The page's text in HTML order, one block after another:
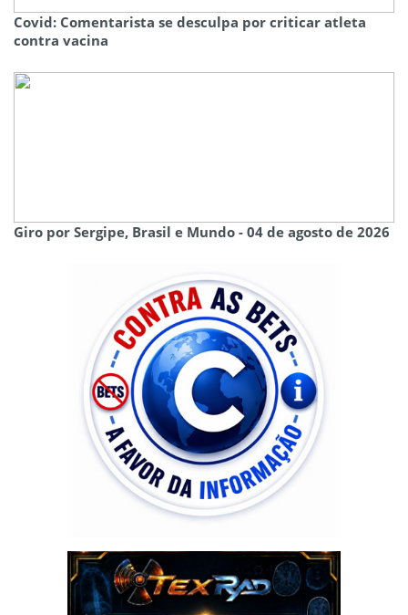
Covid: Comentarista se desculpa por criticar atleta
contra vacina
Giro por Sergipe, Brasil e Mundo - 04 de agosto de 2026